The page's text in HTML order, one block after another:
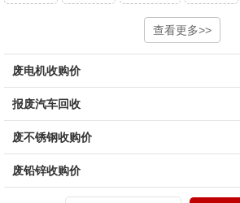
中型废钢4-6㎜ 小型废钢2-4㎜
油桶 镀锌铁片
边角冲片 矽钢片
查看更多>>
废电机收购价
报废汽车回收
废不锈钢收购价
废铅锌收购价